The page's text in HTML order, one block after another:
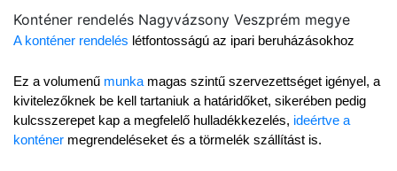
Konténer rendelés Nagyvázsony Veszprém megye
A konténer rendelés létfontosságú az ipari beruházásokhoz
Ez a volumenű munka magas szintű szervezettséget igényel, a
kivitelezőknek be kell tartaniuk a határidőket, sikerében pedig
kulcsszerepet kap a megfelelő hulladékkezelés, ideértve a
konténer megrendeléseket és a törmelék szállítást is.